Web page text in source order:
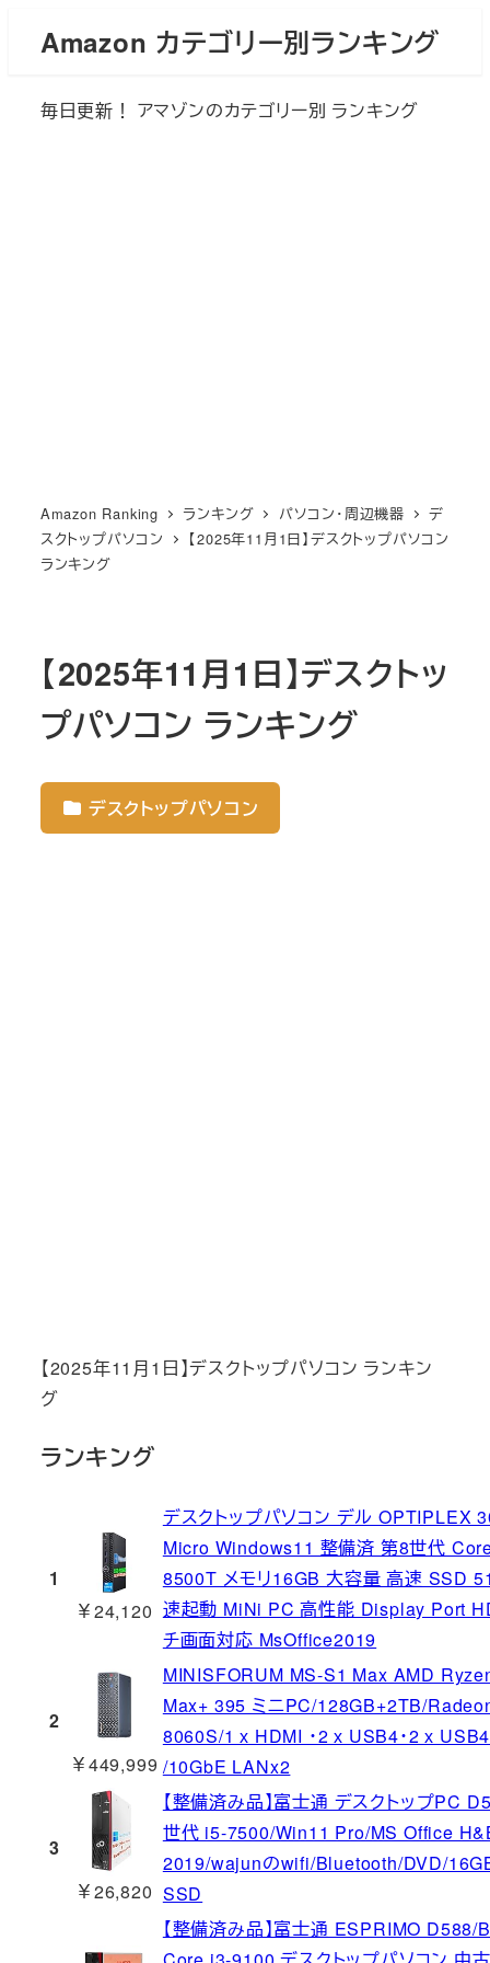
Amazon カテゴリー別ランキング
毎日更新！ アマゾンのカテゴリー別 ランキング
Amazon Ranking ランキング パソコン・周辺機器
デ
スクトップパソコン
【2025年11月1日】デスクトップパソコン
ランキング
【2025年11月1日】デスクトッ
プパソコン ランキング
デスクトップパソコン
【2025年11月1日】デスクトップパソコン ランキン
グ
ランキング
1
￥24,120
デスクトップパソコン デル OPTIPLEX
Micro Windows11 整備済 第8世代
8500T メモリ16GB 大容量 高速 SSD
速起動 MiNi PC 高性能 Display Port
チ画面対応 MsOffice2019
2
￥449,999
MINISFORUM MS-S1 Max AMD
Max+ 395 ミニPC/128GB+2TB/
8060S/1 х HDMI ・2 х USB4・2 х
/10GbE LANx2
3
￥26,820
【整備済み品】富士通 デスクトップPC
世代 i5-7500/Win11 Pro/MS Office
2019/wajunのwifi/Bluetooth/DVD/
SSD
【整備済み品】富士通 ESPRIMO D588/